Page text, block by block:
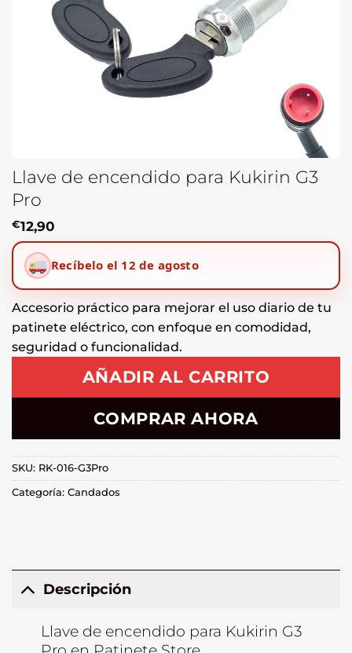
Llave de encendido para Kukirin G3
Pro
€12,90
Recíbelo el 12 de agosto
Accesorio práctico para mejorar el uso diario de tu
patinete eléctrico, con enfoque en comodidad,
seguridad o funcionalidad.
AÑADIR AL CARRITO
COMPRAR AHORA
SKU: RK-016-G3Pro
Categoría: Candados
Descripción
Llave de encendido para Kukirin G3